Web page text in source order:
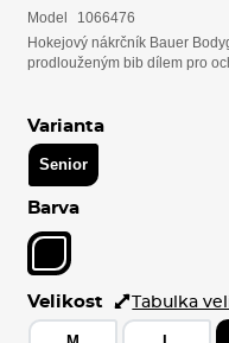
Model
1066476
Hokejový nákrčník Bauer
prodlouženým bib dílem pro
Varianta
Senior
Barva
Velikost Tabulka